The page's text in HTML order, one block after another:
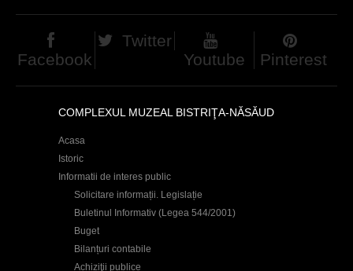
Facebook
Twitter
Youtube
Pinterest
COMPLEXUL MUZEAL BISTRIŢA-NĂSĂUD
Acasa
Istoric
Informatii de interes public
Solicitare informații. Legislație
Buletinul Informativ (Legea 544/2001)
Buget
Bilanțuri contabile
Achiziţii publice